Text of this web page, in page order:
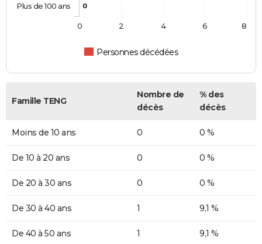
0
Personnes décédées
Plus de 100 ans
0 2 4 6 8
Famille TENG
Nombre de
décès
% des
décès
Moins de 10 ans 0 0 %
De 10 à 20 ans 0 0 %
De 20 à 30 ans 0 0 %
De 30 à 40 ans 1 9,1 %
De 40 à 50 ans 1 9,1 %